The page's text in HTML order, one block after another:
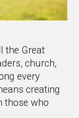
the Great
church,
every
creating
those who